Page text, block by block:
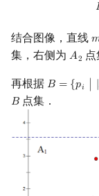
最小表示法
Lyndon 分解
Main–Lorentz 算法
数值算法
序理论
杨氏矩阵
K-D Tree
动态树
析合树
PQ 树
二分图
平面图
弦图
图的着色
珂朵莉树/颜色段
空间优化简介
结合图像，直线
集，右侧为 𝐴2
A2 点
再根据 𝐵 = {𝑝𝑖 ∣ |
B= {p i | |
𝐵
B 点集．